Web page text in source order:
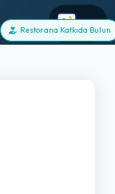
+0
Restorana Katkıda Bulun